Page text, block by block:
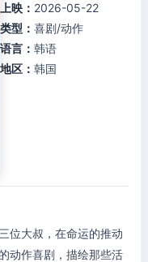
上映： 2026-05-22
类型： 喜剧/动作
语言： 韩语
地区： 韩国
位大叔，在命运的推动
动作喜剧，描绘那些活